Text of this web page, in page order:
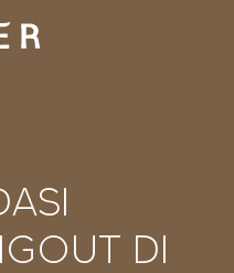
DI